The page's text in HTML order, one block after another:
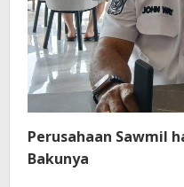
Perusahaan Sawmil
Bakunya